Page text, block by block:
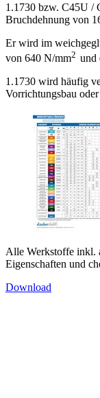
1.1730 bzw. C45U /
Bruchdehnung von
Er wird im
von 640 N/mm2 und
1.1730 wird häufig
Vorrichtungsbau
Alle Werkstoffe inkl.
Eigenschaften und
Download